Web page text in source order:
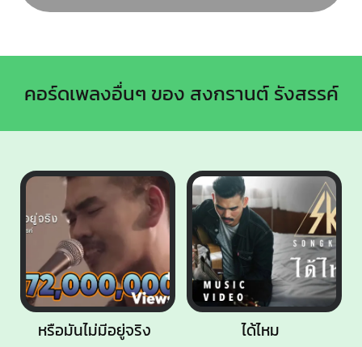
คอร์ดเพลงอื่นๆ ของ สงกรานต์ รังสรรค์
ได้ไหม
หรือมันไม่มีอยู่จริง